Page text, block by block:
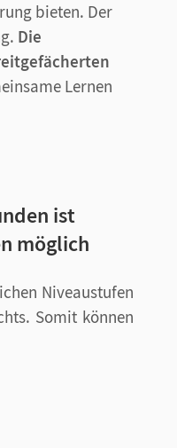
bieten. Der
Die
Lernen
ist
möglich
Niveaustufen
Somit können